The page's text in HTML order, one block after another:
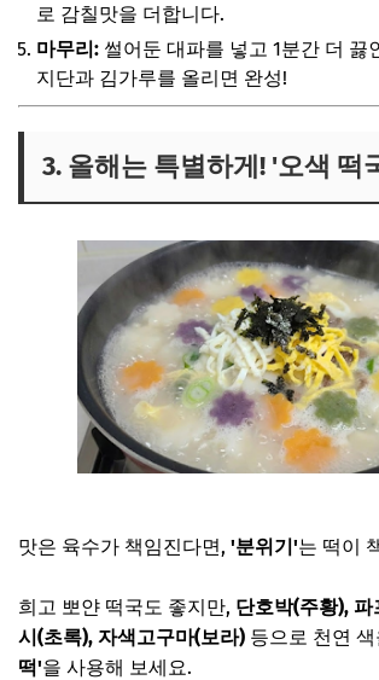
로 감칠맛을 더합니다.
마무리: 썰어둔 대파를 넣고 1분간 더 끓
지단과 김가루를 올리면 완성!
3. 올해는 특별하게! '오색 떡
맛은 육수가 책임진다면, '분위기'는 떡이
희고 뽀얀 떡국도 좋지만, 단호박(주황),
시(초록), 자색고구마(보라) 등으로 천연 색
떡'을 사용해 보세요.